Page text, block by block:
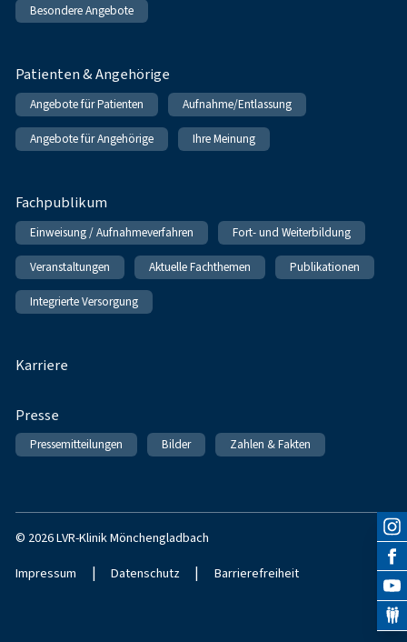
Besondere Angebote
Patienten & Angehörige
Angebote für Patienten Aufnahme/Entlassung
Angebote für Angehörige Ihre Meinung
Fachpublikum
Einweisung / Aufnahmeverfahren Fort- und Weiterbildung
Veranstaltungen Aktuelle Fachthemen Publikationen
Integrierte Versorgung
Karriere
Presse
Pressemitteilungen Bilder Zahlen & Fakten
© 2026 LVR-Klinik Mönchengladbach
Impressum | Datenschutz | Barrierefreiheit